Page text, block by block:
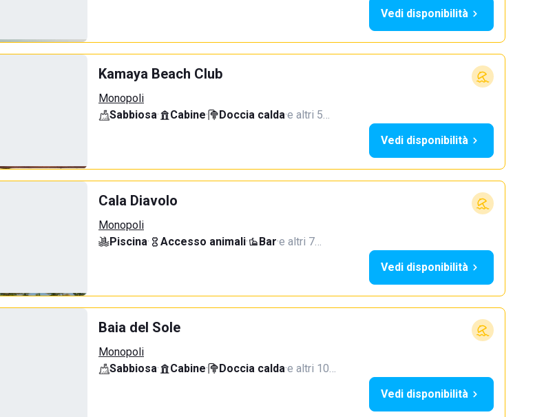
Vedi disponibilità
Kamaya Beach Club
Monopoli
Sabbiosa· Cabine· Doccia calda·e altri 5…
Vedi disponibilità
Cala Diavolo
Monopoli
Piscina· Accesso animali· Bar·e altri 7…
Vedi disponibilità
Baia del Sole
Monopoli
Sabbiosa· Cabine· Doccia calda·e altri 10…
Vedi disponibilità